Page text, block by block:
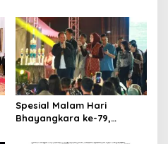
dan Diare Parah
Spesial Malam Hari
Bhayangkara ke-79,